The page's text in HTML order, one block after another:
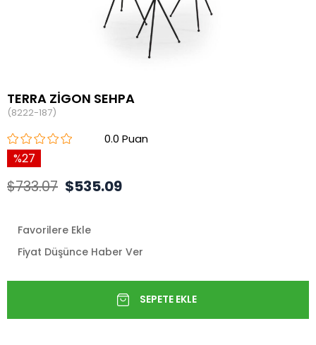
TERRA ZİGON SEHPA
(8222-187)
0.0
27
$733.07 $535.09
Favorilere Ekle
Fiyat Düşünce Haber Ver